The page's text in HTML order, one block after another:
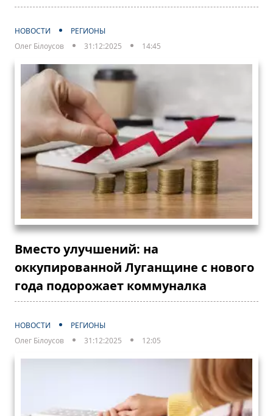
НОВОСТИ
РЕГИОНЫ
Олег Білоусов
31:12:2025 14:45
Вместо улучшений: на
оккупированной Луганщине с нового
года подорожает коммуналка
НОВОСТИ
РЕГИОНЫ
Олег Білоусов
31:12:2025 12:05